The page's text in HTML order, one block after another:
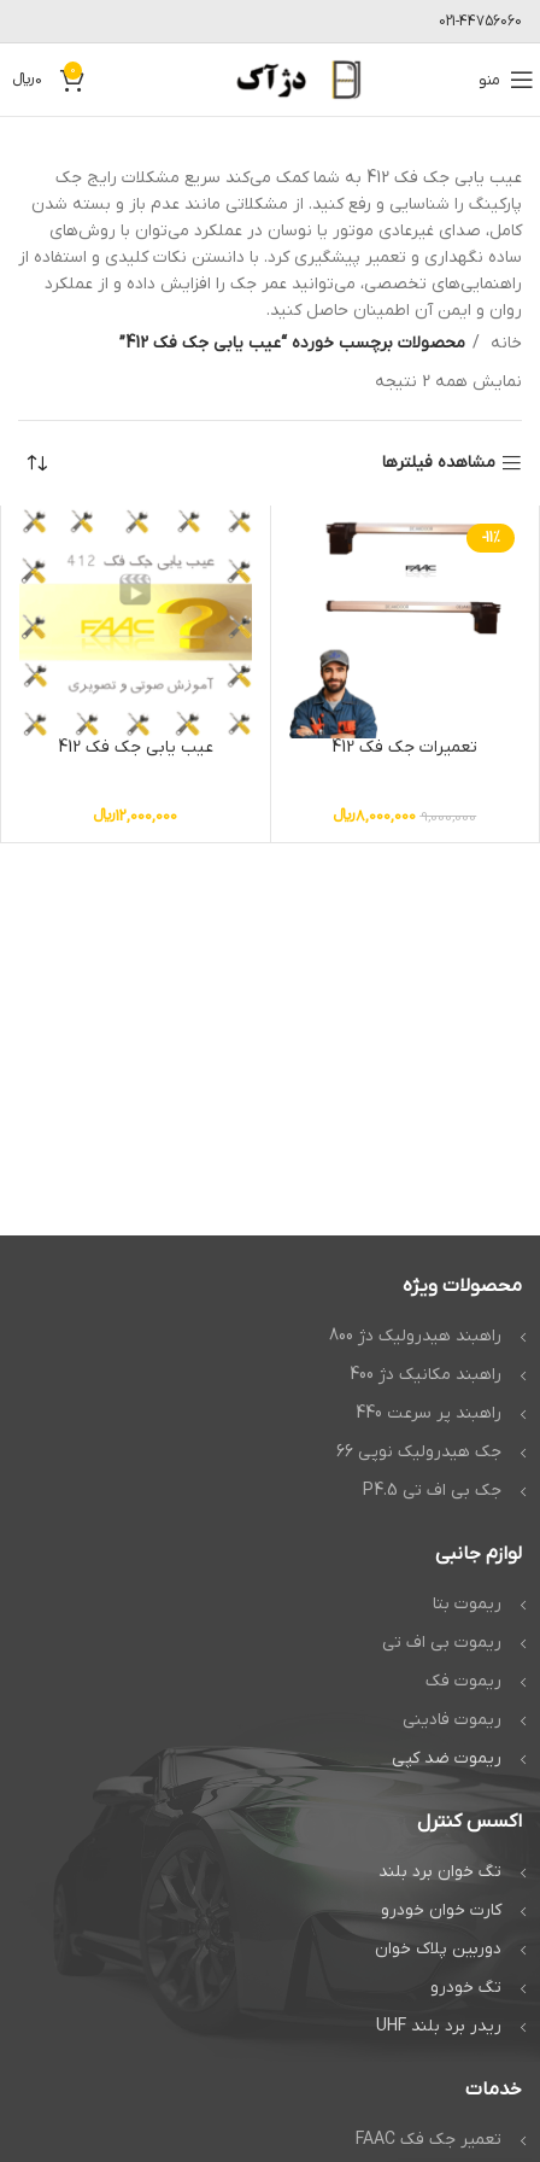
021-44756060
منو 0
0﷼
عیب یابی جک فک 412 به شما کمک می‌کند سریع مشکلات رایج جک
پارکینگ را شناسایی و رفع کنید. از مشکلاتی مانند عدم باز و بسته شدن
کامل، صدای غیرعادی موتور یا نوسان در عملکرد می‌توان با روش‌های
ساده نگهداری و تعمیر پیشگیری کرد. با دانستن نکات کلیدی و استفاده از
راهنمایی‌های تخصصی، می‌توانید عمر جک را افزایش داده و از عملکرد
روان و ایمن آن اطمینان حاصل کنید.
خانه
محصولات برچسب خورده “عیب یابی جک فک 412”
نمایش همه 2 نتیجه
مشاهده فیلترها
-11%
تعمیرات جک فک 412
9,000,000
8,000,000﷼
عیب یابی جک فک 412
12,000,000﷼
محصولات ویژه
راهبند هیدرولیک دژ 800
راهبند مکانیک دژ 400
راهبند پر سرعت 440
جک هیدرولیک نوپی 66
جک بی اف تی P4.5
لوازم جانبی
ریموت بتا
ریموت بی اف تی
ریموت فک
ریموت فادینی
ریموت ضد کپی
اکسس کنترل
تگ خوان برد بلند
کارت خوان خودرو
دوربین پلاک خوان
تگ خودرو
ریدر برد بلند UHF
خدمات
تعمیر جک فک FAAC